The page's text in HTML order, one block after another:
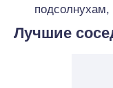
подсолнухам,
Лучшие